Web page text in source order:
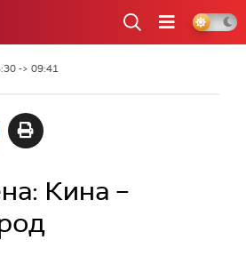
-> 09:41
Кина –